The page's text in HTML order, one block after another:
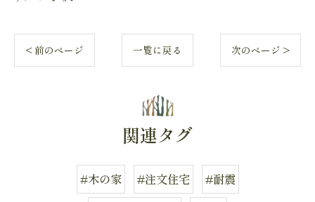
< 前のページ 一覧に戻る 次のページ >
関連タグ
#木の家 #注文住宅
#耐震